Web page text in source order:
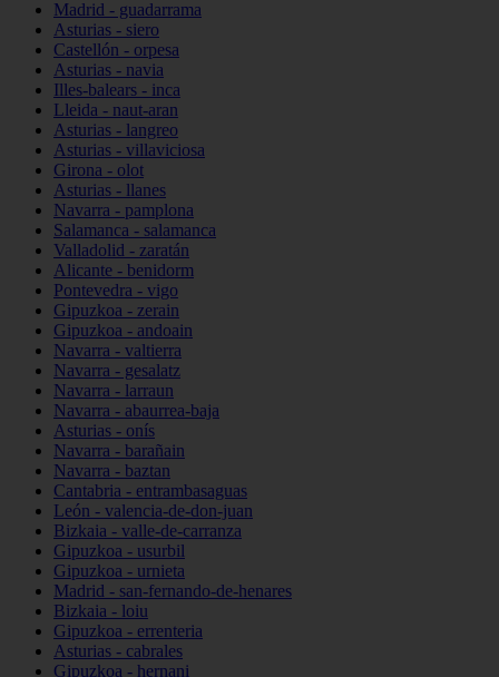
Madrid - guadarrama
Asturias - siero
Castellón - orpesa
Asturias - navia
Illes-balears - inca
Lleida - naut-aran
Asturias - langreo
Asturias - villaviciosa
Girona - olot
Asturias - llanes
Navarra - pamplona
Salamanca - salamanca
Valladolid - zaratán
Alicante - benidorm
Pontevedra - vigo
Gipuzkoa - zerain
Gipuzkoa - andoain
Navarra - valtierra
Navarra - gesalatz
Navarra - larraun
Navarra - abaurrea-baja
Asturias - onís
Navarra - barañain
Navarra - baztan
Cantabria - entrambasaguas
León - valencia-de-don-juan
Bizkaia - valle-de-carranza
Gipuzkoa - usurbil
Gipuzkoa - urnieta
Madrid - san-fernando-de-henares
Bizkaia - loiu
Gipuzkoa - errenteria
Asturias - cabrales
Gipuzkoa - hernani